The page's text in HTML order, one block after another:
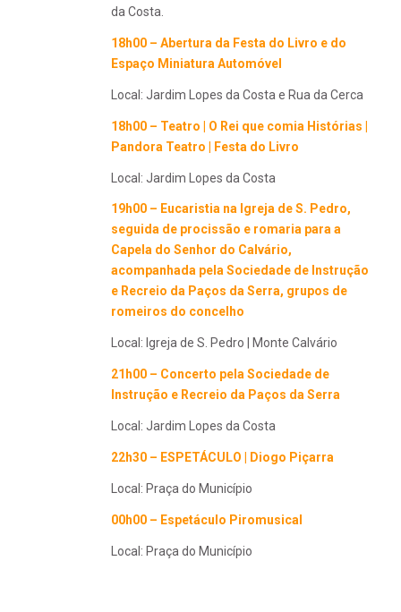
da Costa.
18h00 – Abertura da Festa do Livro e do
Espaço Miniatura Automóvel
Local: Jardim Lopes da Costa e Rua da Cerca
18h00 – Teatro | O Rei que comia Histórias |
Pandora Teatro | Festa do Livro
Local: Jardim Lopes da Costa
19h00 – Eucaristia na Igreja de S. Pedro,
seguida de procissão e romaria para a
Capela do Senhor do Calvário,
acompanhada pela Sociedade de Instrução
e Recreio da Paços da Serra, grupos de
romeiros do concelho
Local: Igreja de S. Pedro | Monte Calvário
21h00 – Concerto pela Sociedade de
Instrução e Recreio da Paços da Serra
Local: Jardim Lopes da Costa
22h30 – ESPETÁCULO | Diogo Piçarra
Local: Praça do Município
00h00 – Espetáculo Piromusical
Local: Praça do Município